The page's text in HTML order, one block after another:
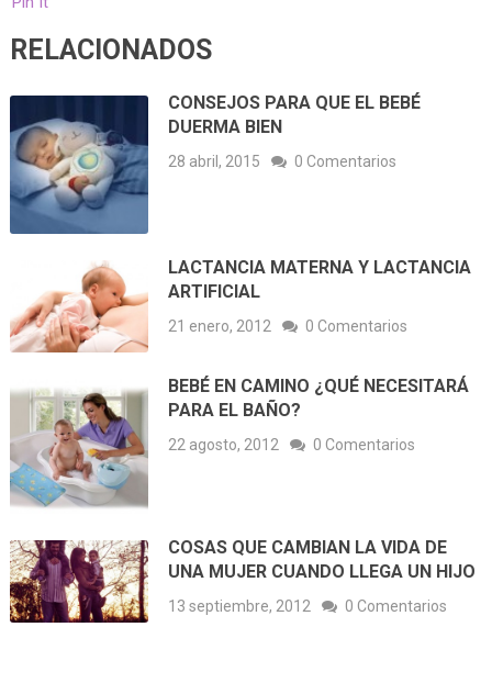
RELACIONADOS
CONSEJOS PARA QUE EL BEBÉ
DUERMA BIEN
28 abril, 2015 0 Comentarios
LACTANCIA MATERNA Y LACTANCIA
ARTIFICIAL
21 enero, 2012 0 Comentarios
BEBÉ EN CAMINO ¿QUÉ NECESITARÁ
PARA EL BAÑO?
22 agosto, 2012 0 Comentarios
COSAS QUE CAMBIAN LA VIDA DE
UNA MUJER CUANDO LLEGA UN HIJO
13 septiembre, 2012 0 Comentarios